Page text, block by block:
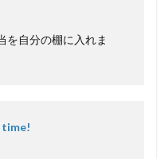
を自分の棚に入れま
time!